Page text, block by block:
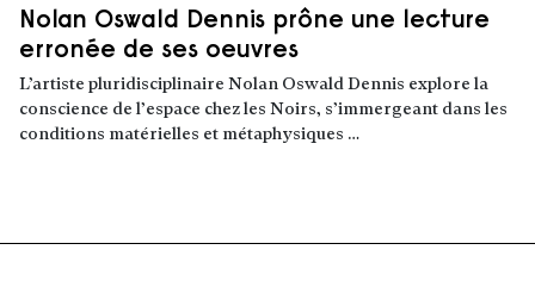
Nolan Oswald Dennis prône une lecture
erronée de ses oeuvres
L’artiste pluridisciplinaire Nolan Oswald Dennis explore la
conscience de l’espace chez les Noirs, s’immergeant dans les
conditions matérielles et métaphysiques …